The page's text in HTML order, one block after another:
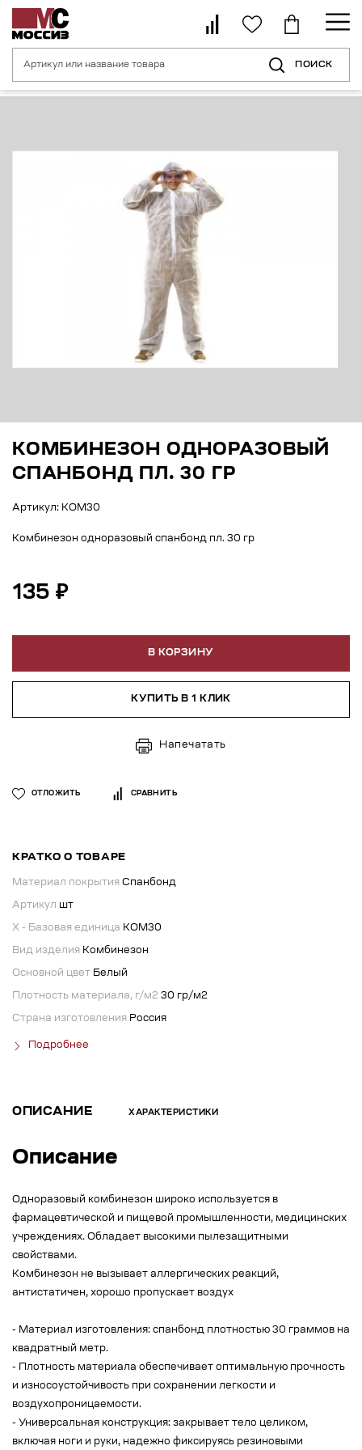
ПОИСК
Главная страница Защитные комбинезоны
КОМБИНЕЗОН ОДНОРАЗОВЫЙ
СПАНБОНД ПЛ. 30 ГР
Артикул: КОМ30
Комбинезон одноразовый спанбонд пл. 30 гр
135 ₽
В КОРЗИНУ
КУПИТЬ В 1 КЛИК
Напечатать
ОТЛОЖИТЬ СРАВНИТЬ
КРАТКО О ТОВАРЕ
Материал покрытия Спанбонд
Артикул шт
X - Базовая единица КОМ30
Вид изделия Комбинезон
Основной цвет Белый
Плотность материала, г/м2 30 гр/м2
Страна изготовления Россия
Подробнее
ОПИСАНИЕ ХАРАКТЕРИСТИКИ
Описание
Одноразовый комбинезон широко используется в
фармацевтической и пищевой промышленности, медицинских
учреждениях. Обладает высокими пылезащитными
свойствами.
Комбинезон не вызывает аллергических реакций,
антистатичен, хорошо пропускает воздух
- Материал изготовления: спанбонд плотностью 30 граммов на
квадратный метр.
- Плотность материала обеспечивает оптимальную прочность
и износоустойчивость при сохранении легкости и
воздухопроницаемости.
- Универсальная конструкция: закрывает тело целиком,
включая ноги и руки, надежно фиксируясь резиновыми